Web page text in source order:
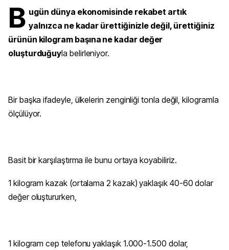
B ugün dünya ekonomisinde rekabet artık
yalnızca ne kadar ürettiğinizle değil, ürettiğiniz
ürünün kilogram başına ne kadar değer
oluşturduğuyla belirleniyor.
Bir başka ifadeyle, ülkelerin zenginliği tonla değil, kilogramla
ölçülüyor.
Basit bir karşılaştırma ile bunu ortaya koyabiliriz.
1 kilogram kazak (ortalama 2 kazak) yaklaşık 40-60 dolar
değer oluştururken,
1 kilogram cep telefonu yaklaşık 1.000-1.500 dolar,